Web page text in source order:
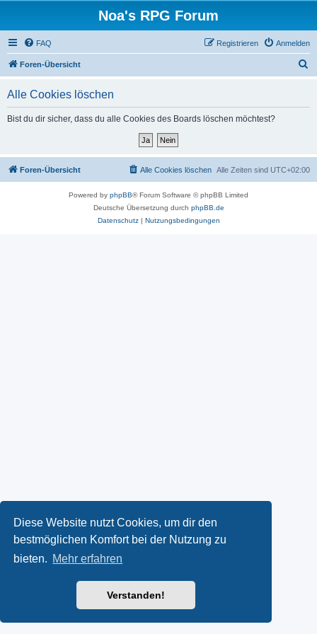
Diese Website nutzt Cookies, um dir den
bestmöglichen Komfort bei der Nutzung zu
bieten. Mehr erfahren
Verstanden!
Noa's RPG Forum
FAQ Anmelden
Registrieren
Foren-Übersicht
Alle Cookies löschen
Bist du dir sicher, dass du alle Cookies des Boards löschen möchtest?
Foren-Übersicht Alle Zeiten sind UTC+02:00
Alle Cookies löschen
Powered by phpBB® Forum Software © phpBB Limited
Deutsche Übersetzung durch phpBB.de
Datenschutz| Nutzungsbedingungen